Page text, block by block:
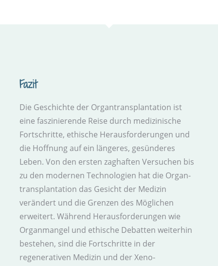
Fazit
Die Geschichte der Organ­transplantation ist
eine faszinierende Reise durch medizinische
Fort­schritte, ethische Heraus­forderungen und
die Hoffnung auf ein längeres, gesünderes
Leben. Von den ersten zag­haften Versuchen bis
zu den modernen Technologien hat die Organ­
transplantation das Gesicht der Medizin
verändert und die Grenzen des Möglichen
erweitert. Während Heraus­forderungen wie
Organ­mangel und ethische Debatten weiterhin
bestehen, sind die Fort­schritte in der
regenerativen Medizin und der Xeno­